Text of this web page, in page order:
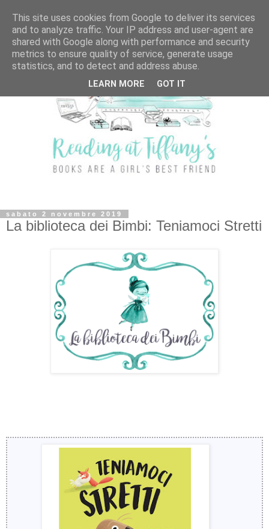
sabato 2 novembre 2019
La biblioteca dei Bimbi: Teniamoci Stretti
This site uses cookies from Google to deliver its services
and to analyze traffic. Your IP address and user-agent are
shared with Google along with performance and security
metrics to ensure quality of service, generate usage
statistics, and to detect and address abuse.
LEARN MORE GOT IT